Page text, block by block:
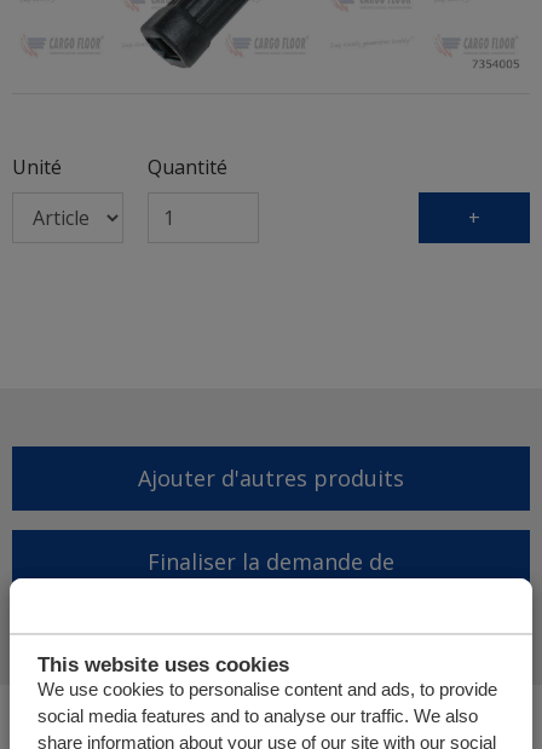
This website uses cookies
We use cookies to personalise content and ads, to provide
social media features and to analyse our traffic. We also
share information about your use of our site with our social
Unité
Quantité
+
Ajouter d'autres produits
Finaliser la demande de
Vous êtes ici :